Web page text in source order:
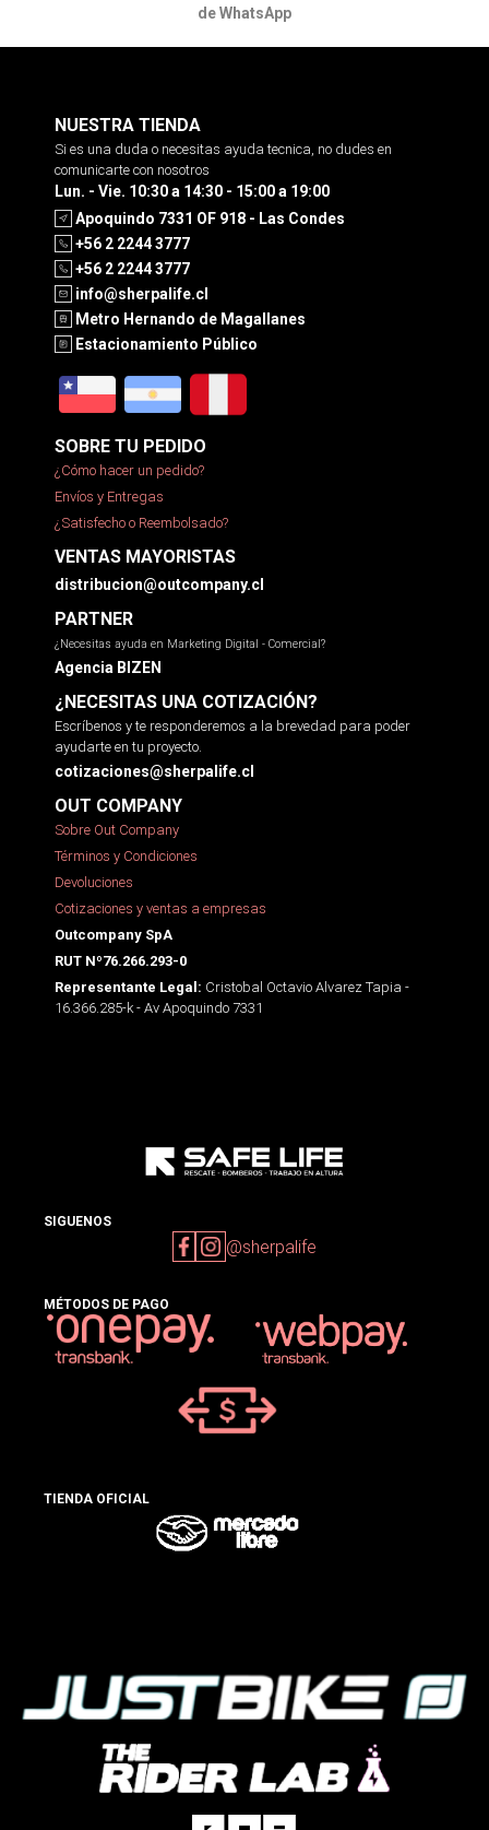
de WhatsApp
NUESTRA TIENDA
Si es una duda o necesitas ayuda tecnica, no dudes en
comunicarte con nosotros
Lun. - Vie. 10:30 a 14:30 - 15:00 a 19:00
Apoquindo 7331 OF 918 - Las Condes
+56 2 2244 3777
+56 2 2244 3777
info@sherpalife.cl
Metro Hernando de Magallanes
Estacionamiento Público
SOBRE TU PEDIDO
¿Cómo hacer un pedido?
Envíos y Entregas
¿Satisfecho o Reembolsado?
VENTAS MAYORISTAS
distribucion@outcompany.cl
PARTNER
¿Necesitas ayuda en Marketing Digital - Comercial?
Agencia BIZEN
¿NECESITAS UNA COTIZACIÓN?
Escríbenos y te responderemos a la brevedad para poder
ayudarte en tu proyecto.
cotizaciones@sherpalife.cl
OUT COMPANY
Sobre Out Company
Términos y Condiciones
Devoluciones
Cotizaciones y ventas a empresas
Outcompany SpA
RUT Nº76.266.293-0
Representante Legal: Cristobal Octavio Alvarez Tapia -
16.366.285-k - Av Apoquindo 7331
SIGUENOS
@sherpalife
MÉTODOS DE PAGO
TIENDA OFICIAL